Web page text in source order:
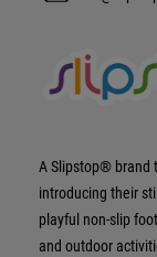
A Slipstop® brand
introducing their
playful non-slip
and outdoor